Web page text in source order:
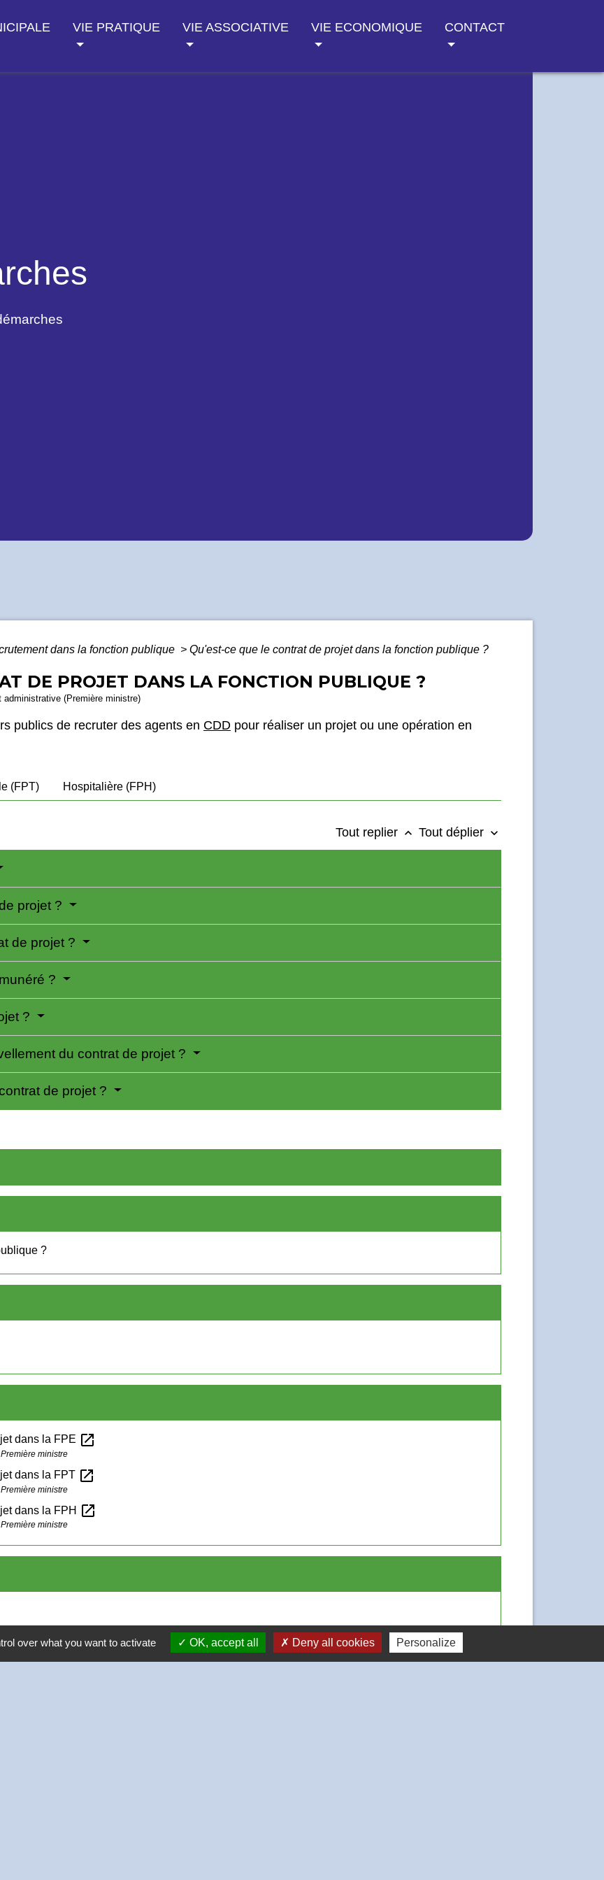
VIE PRATIQUE VIE ASSOCIATIVE VIE ECONOMIQUE CONTACT
dans la fonction publique > Qu'est-ce que le contrat de projet dans la fonction publique ?
DE PROJET DANS LA FONCTION PUBLIQUE ?
(Première ministre)
publics de recruter des agents en CDD pour réaliser un projet ou une opération en
(FPT) Hospitalière (FPH)
Tout replier keyboard_arrow_up Tout déplier keyboard_arrow_down
projet ?
de projet ?
?
?
du contrat de projet ?
de projet ?
?
dans la FPE open_in_new
ministre
dans la FPT open_in_new
ministre
dans la FPH open_in_new
ministre
Signaler une erreur sur cette page
over what you want to activate OK, accept all Deny all cookies Personalize